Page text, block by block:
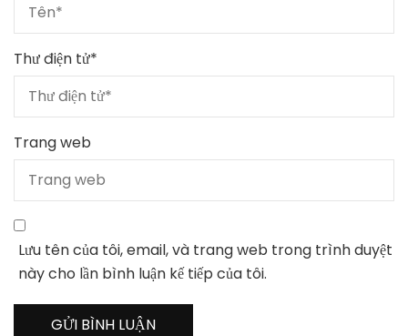
Thư điện tử*
Trang web
Lưu tên của tôi, email, và trang web trong trình duyệt
này cho lần bình luận kế tiếp của tôi.